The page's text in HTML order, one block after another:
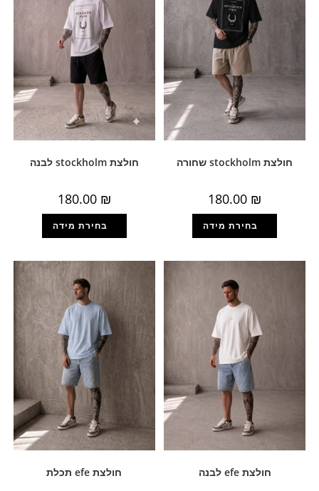
חולצת stockholm שחורה
180.00 ₪
חולצת stockholm לבנה
180.00 ₪
חולצת efe לבנה חולצת efe תכלת